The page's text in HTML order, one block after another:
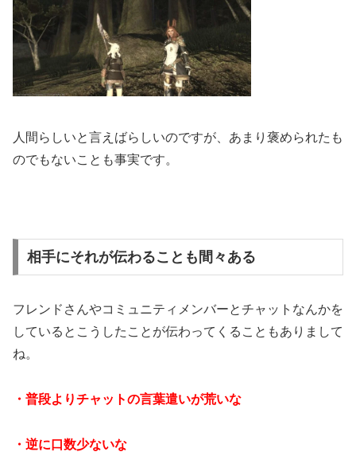
人間らしいと言えばらしいのですが、あまり褒められたも
のでもないことも事実です。
相手にそれが伝わることも間々ある
フレンドさんやコミュニティメンバーとチャットなんかを
しているとこうしたことが伝わってくることもありまして
ね。
・普段よりチャットの言葉遣いが荒いな
・逆に口数少ないな